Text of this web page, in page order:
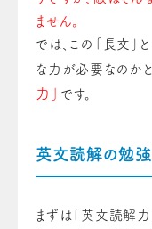
ません。
では、この「長文」
な力が必要なのかと
力」 です。
英文読解の勉
まずは「英文読解力